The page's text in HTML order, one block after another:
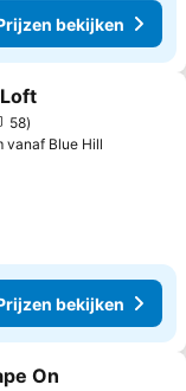
bekijken
aan favorieten
58
vanaf Blue Hill
bekijken
On